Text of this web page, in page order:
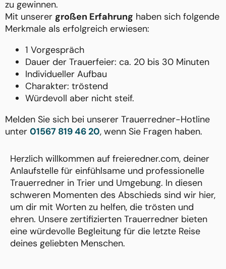
zu gewinnen.
Mit unserer großen Erfahrung haben sich folgende
Merkmale als erfolgreich erwiesen:
1 Vorgespräch
Dauer der Trauerfeier: ca. 20 bis 30 Minuten
Individueller Aufbau
Charakter: tröstend
Würdevoll aber nicht steif.
Melden Sie sich bei unserer Trauerredner-Hotline
unter 01567 819 46 20, wenn Sie Fragen haben.
Herzlich willkommen auf freieredner.com, deiner
Anlaufstelle für einfühlsame und professionelle
Trauerredner in Trier und Umgebung. In diesen
schweren Momenten des Abschieds sind wir hier,
um dir mit Worten zu helfen, die trösten und
ehren. Unsere zertifizierten Trauerredner bieten
eine würdevolle Begleitung für die letzte Reise
deines geliebten Menschen.